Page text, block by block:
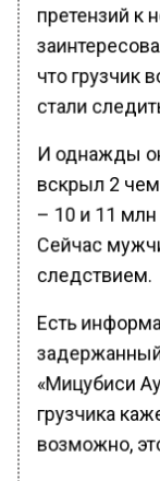
претензий к
что грузчик
стали
И однажды
вскрыл 2
– 10 и 11
Сейчас
следствием.
Есть
«Мицубиси
грузчика
возможно,